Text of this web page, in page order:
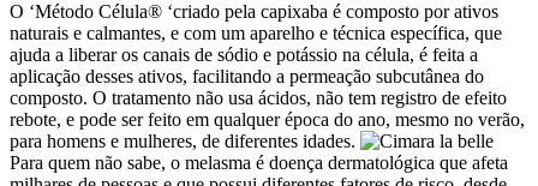
O ‘Método Célula® ‘criado pela capixaba é composto por ativos
naturais e calmantes, e com um aparelho e técnica específica, que
ajuda a liberar os canais de sódio e potássio na célula, é feita a
aplicação desses ativos, facilitando a permeação subcutânea do
composto. O tratamento não usa ácidos, não tem registro de efeito
rebote, e pode ser feito em qualquer época do ano, mesmo no verão,
para homens e mulheres, de diferentes idades.
Para quem não sabe, o melasma é doença dermatológica que afeta